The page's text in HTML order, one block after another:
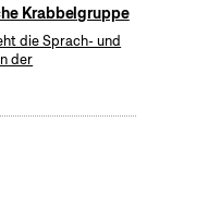
Krabbelgruppe
die Sprach- und
der